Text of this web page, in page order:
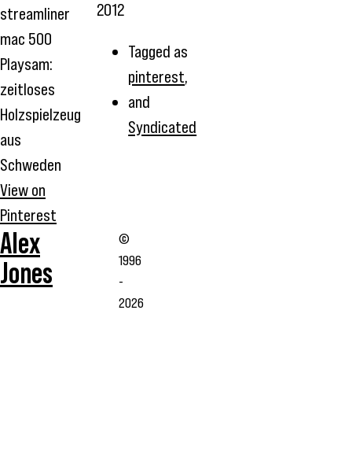
streamliner
mac 500
Playsam:
zeitloses
Holzspielzeug
aus
Schweden
View on
Pinterest
2012
Tagged as
pinterest,
and
Syndicated
Alex
Jones
©
1996
-
2026